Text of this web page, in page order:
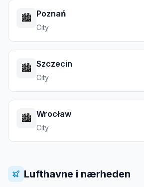
🏙️ Poznań
City
🏙️ Szczecin
City
🏙️ Wrocław
City
Lufthavne i nærheden